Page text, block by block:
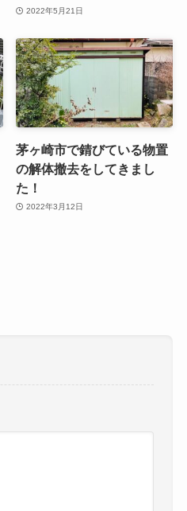
2022年5月21日
茅ヶ崎市で錆びている物置
の解体撤去をしてきまし
た！
2022年3月12日